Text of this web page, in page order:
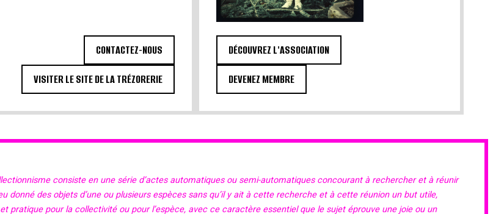
CONTACTEZ-NOUS
VISITER LE SITE DE LA TRÉZORERIE
DÉCOUVREZ L'ASSOCIATION
DEVENEZ MEMBRE
consiste en une série d’actes automatiques ou semi-automatiques concourant à rechercher et à réunir
donné des objets d’une ou plusieurs espèces sans qu’il y ait à cette recherche et à cette réunion un but utile,
pratique pour la collectivité ou pour l’espèce, avec ce caractère essentiel que le sujet éprouve une joie ou un